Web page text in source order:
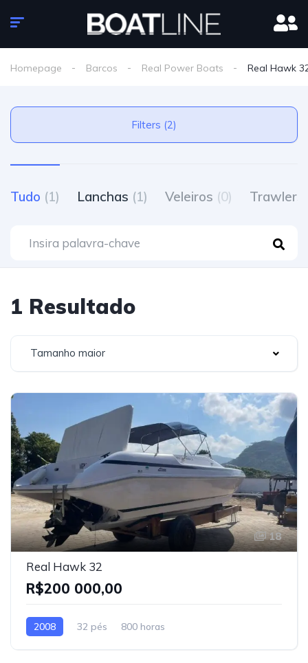
Homepage Barcos Real Power Boats Real Hawk
Filters (2)
Tudo (1) Lanchas (1) Veleiros (0) Trawlers
1 Resultado
Tamanho maior
18
Real Hawk 32
R$200 000,00
2008 32 pés 800 horas